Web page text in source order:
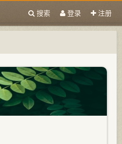
搜索 登录 注册